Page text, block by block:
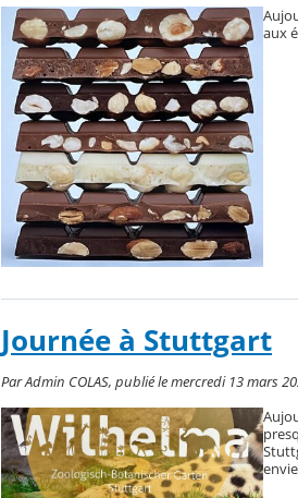
aux
Journée à Stuttgart
Par Admin COLAS, publié le mercredi 13 mars